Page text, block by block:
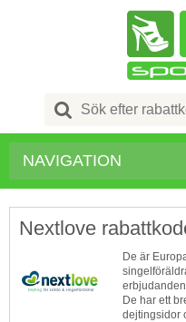
Search
for:
NAVIGATION
Nextlove
De är
De har ett
dejtingsidor